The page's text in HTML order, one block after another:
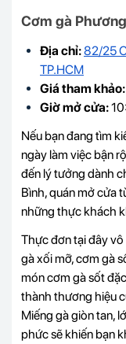
Cơm gà
Địa chỉ:82/25
TP.HCM
Giá tham khảo:
Giờ mở cửa:
Nếu bạn đang tìm
ngày làm việc bận
đến lý tưởng dành
Bình, quán mở cửa
những thực khách
Thực đơn tại đây
gà xối mỡ, cơm gà
món cơm gà sốt
thành thương hiệu
Miếng gà giòn tan,
phức sẽ khiến bạn